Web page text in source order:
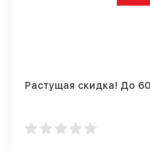
Растущая скидка! До